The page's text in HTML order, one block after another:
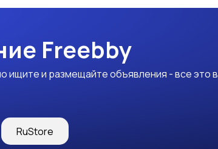
Freebby
ищите и размещайте объявления - все это в
RuStore